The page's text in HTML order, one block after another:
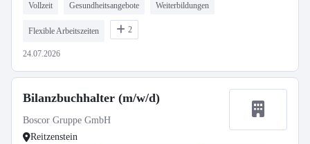
Vollzeit Gesundheitsangebote Weiterbildungen
Flexible Arbeitszeiten 2
24.07.2026
Bilanzbuchhalter (m/w/d)
Boscor Gruppe GmbH
Reitzenstein